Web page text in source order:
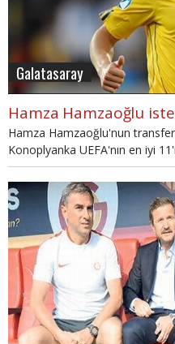
Galatasaray
Hamza Hamzaoğlu
Hamza Hamzaoğlu'nun
Konoplyanka UEFA'nın en iyi